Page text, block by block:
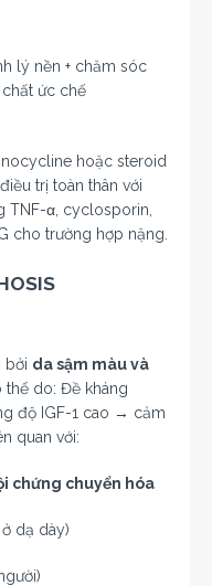
lý nền + chăm sóc
ức chế
hoặc steroid
trị toàn thân với
TNF-α, cyclosporin,
cho trường hợp nặng.
bởi da sậm màu và
thể do: Đề kháng
độ IGF-1 cao → cảm
quan với:
chứng chuyển hóa
dạ dày)